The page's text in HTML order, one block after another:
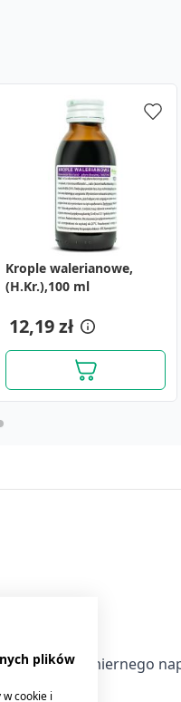
Krople walerianowe,
(H.Kr.),100 ml
12,19 zł
Nervocol Complex,
tabletki, 30 szt.
16,99 zł
stresu, nadmiernego
plików
cookie i